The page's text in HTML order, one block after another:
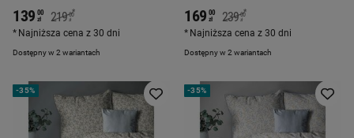
Dostępny w 2 wariantach
139 00
zł 219 00
zł
*
Najniższa cena z 30 dni
Dostępny w 2 wariantach
169 00
zł 239 00
zł
*
Najniższa cena z 30 dni
-35% -35%